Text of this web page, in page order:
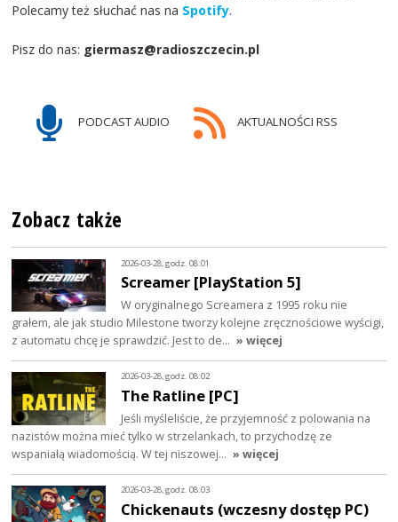
Polecamy też słuchać nas na Spotify.
Pisz do nas: giermasz@radioszczecin.pl
PODCAST AUDIO AKTUALNOŚCI RSS
Zobacz także
2026-03-28, godz. 08:01
Screamer [PlayStation 5]
W oryginalnego Screamera z 1995 roku nie
grałem, ale jak studio Milestone tworzy kolejne zręcznościowe wyścigi,
z automatu chcę je sprawdzić. Jest to de… » więcej
2026-03-28, godz. 08:02
The Ratline [PC]
Jeśli myśleliście, że przyjemność z polowania na
nazistów można mieć tylko w strzelankach, to przychodzę ze
wspaniałą wiadomością. W tej niszowej… » więcej
2026-03-28, godz. 08:03
Chickenauts (wczesny dostęp PC)